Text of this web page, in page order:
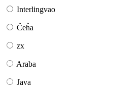
Interlingvao
Ĉeĥa
zx
Araba
Java